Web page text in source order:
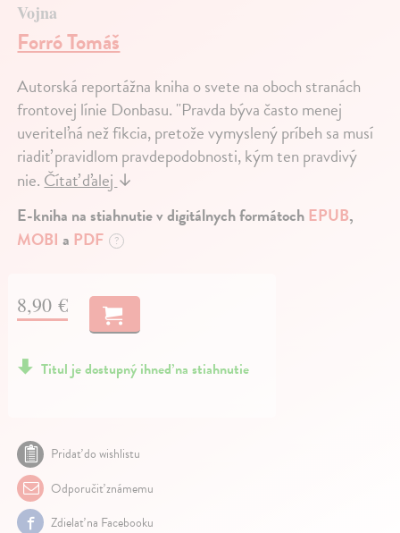
Vojna
Forró Tomáš
Autorská reportážna kniha o svete na oboch stranách
frontovej línie Donbasu. "Pravda býva často menej
uveriteľná než fikcia, pretože vymyslený príbeh sa musí
riadiť pravidlom pravdepodobnosti, kým ten pravdivý
nie.Čítať ďalej↓
E-kniha na stiahnutie v digitálnych formátochEPUB,
MOBI a PDF ?
8,90 €
Titul je dostupný ihneď na stiahnutie
Pridať do wishlistu
Odporučiť známemu
Zdielať na Facebooku